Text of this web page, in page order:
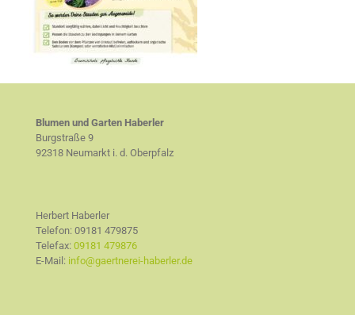
Blumen und Garten Haberler
Burgstraße 9
92318 Neumarkt i. d. Oberpfalz
Herbert Haberler
Telefon: 09181 479875
Telefax: 09181 479876
E-Mail: info@gaertnerei-haberler.de